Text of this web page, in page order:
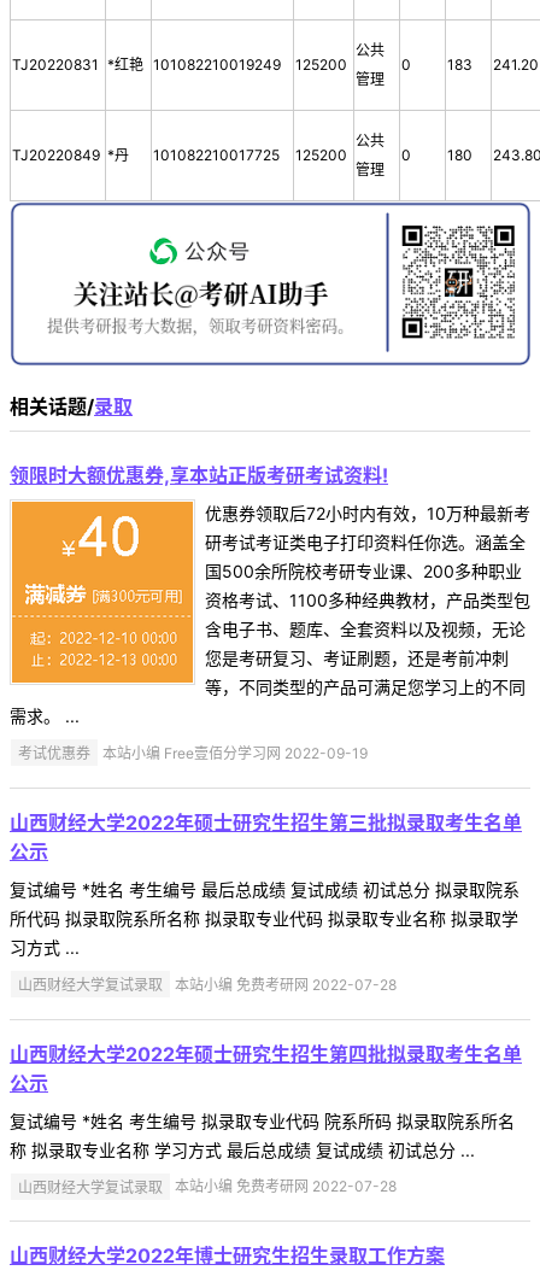
TJ20220831 *红艳 101082210019249 125200
公共
管理
0 183 241.20
TJ20220849 *丹 101082210017725 125200
公共
管理
0 180
相关话题/录取
领限时大额优惠券,享本站正版考研考试资料!
优惠券领取后72小时内有效，10万种最新考
研考试考证类电子打印资料任你选。涵盖全
国500余所院校考研专业课、200多种职业
资格考试、1100多种经典教材，产品类型包
含电子书、题库、全套资料以及视频，无论
您是考研复习、考证刷题，还是考前冲刺
等，不同类型的产品可满足您学习上的不同
需求。 ...
考试优惠券 本站小编 Free壹佰分学习网 2022-09-19
山西财经大学2022年硕士研究生招生第三批拟录取考生名单
公示
复试编号 *姓名 考生编号 最后总成绩 复试成绩 初试总分 拟录取院系
所代码 拟录取院系所名称 拟录取专业代码 拟录取专业名称 拟录取学
习方式 ...
山西财经大学复试录取 本站小编 免费考研网 2022-07-28
山西财经大学2022年硕士研究生招生第四批拟录取考生名单
公示
复试编号 *姓名 考生编号 拟录取专业代码 院系所码 拟录取院系所名
称 拟录取专业名称 学习方式 最后总成绩 复试成绩 初试总分 ...
山西财经大学复试录取 本站小编 免费考研网 2022-07-28
山西财经大学2022年博士研究生招生录取工作方案